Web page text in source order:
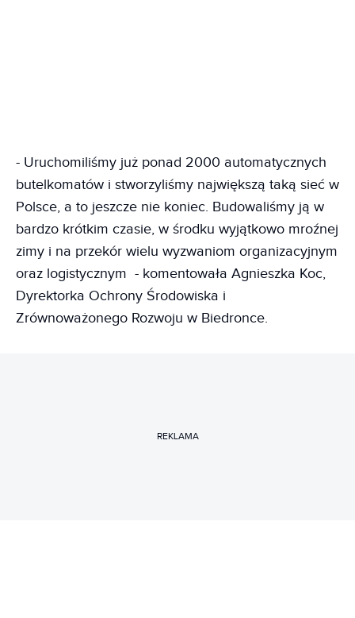
- Uruchomiliśmy już ponad 2000 automatycznych
butelkomatów i stworzyliśmy największą taką sieć w
Polsce, a to jeszcze nie koniec. Budowaliśmy ją w
bardzo krótkim czasie, w środku wyjątkowo mroźnej
zimy i na przekór wielu wyzwaniom organizacyjnym
oraz logistycznym - komentowała Agnieszka Koc,
Dyrektorka Ochrony Środowiska i
Zrównoważonego Rozwoju w Biedronce.
REKLAMA